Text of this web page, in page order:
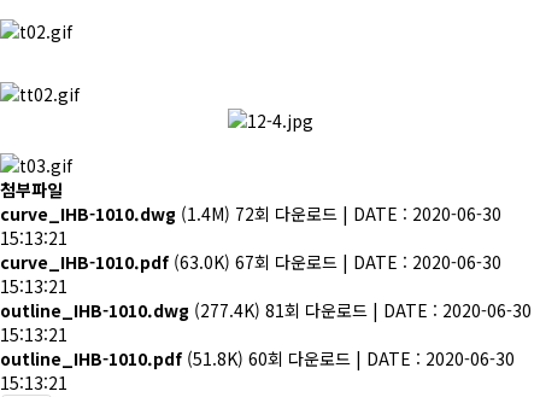
첨부파일
curve_IHB-1010.dwg (1.4M) 72회 다운로드 | DATE : 2020-06-30
15:13:21
curve_IHB-1010.pdf (63.0K) 67회 다운로드 | DATE : 2020-06-30
15:13:21
outline_IHB-1010.dwg (277.4K) 81회 다운로드 | DATE : 2020-06-30
15:13:21
outline_IHB-1010.pdf (51.8K) 60회 다운로드 | DATE : 2020-06-30
15:13:21